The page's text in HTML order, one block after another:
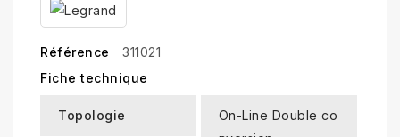
Référence
311021
Fiche technique
Topologie
On-Line Double co